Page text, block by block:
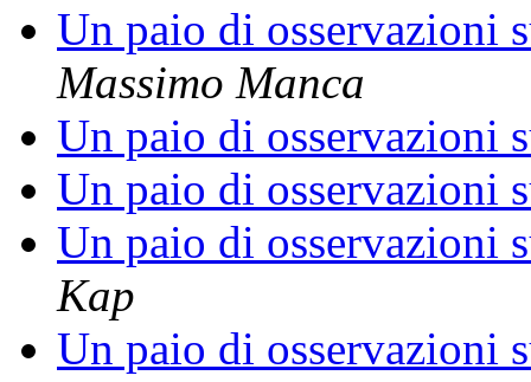
Un paio di osservazioni
Massimo Manca
Un paio di osservazioni
Un paio di osservazioni
Un paio di osservazioni
Kap
Un paio di osservazioni